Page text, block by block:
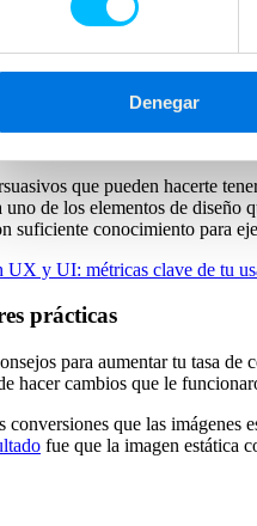
Denegar
sí solo haga todo lo necesario
no en esto. Veamos
el CRO es un simple conjunto
que pueden hacerte
de los elementos de diseño
suficiente conocimiento para
UX y UI: métricas clave de tu
prácticas
para aumentar tu tasa
hacer cambios que le
que las imágenes
fue que la imagen estática